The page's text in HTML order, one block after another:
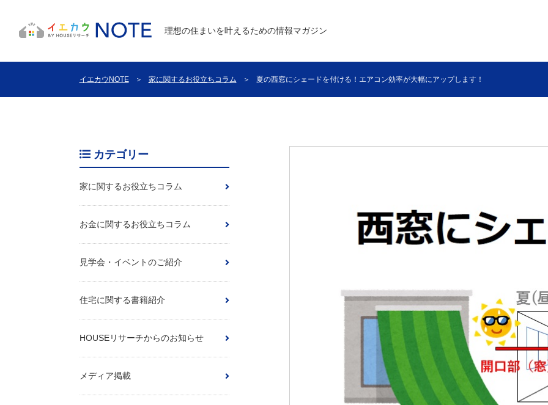
理想の住まいを叶えるための情報マガジン
イエカウNOTE ＞ 家に関するお役立ちコラム ＞ 夏の西窓にシェードを付ける！エアコン効率が大幅にアップします！
カテゴリー
家に関するお役立ちコラム
お金に関するお役立ちコラム
見学会・イベントのご紹介
住宅に関する書籍紹介
HOUSEリサーチからのお知らせ
メディア掲載